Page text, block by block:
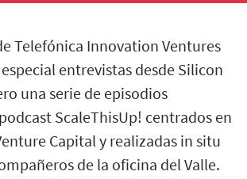
Telefónica Innovation Ventures
entrevistas desde Silicon
una serie de episodios
ScaleThisUp! centrados en
Capital y realizadas in situ
de la oficina del Valle.